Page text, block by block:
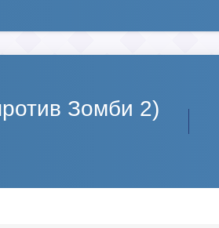
Зомби 2)